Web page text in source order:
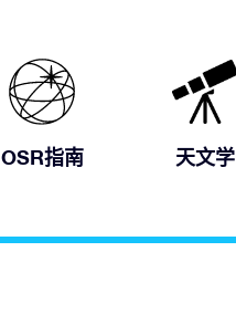
OSR指南 天文学